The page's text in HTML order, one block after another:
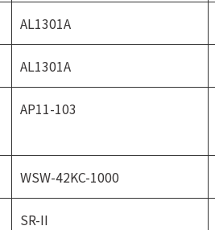
AL1301A
AL1301A
AP11-103
WSW-42KC-1000
SR-II